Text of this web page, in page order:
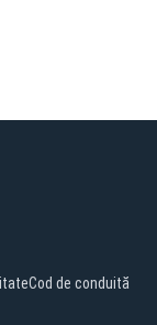
Cod de conduită